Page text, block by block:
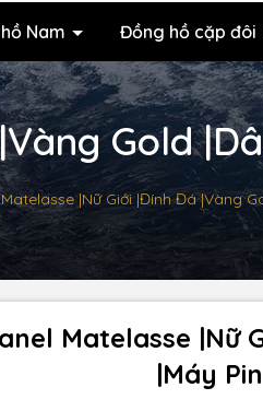
Nam Đồng hồ cặp đôi
Gold
|Nữ Giới |Đính Đá |Vàng
Matelasse |Nữ
|Máy